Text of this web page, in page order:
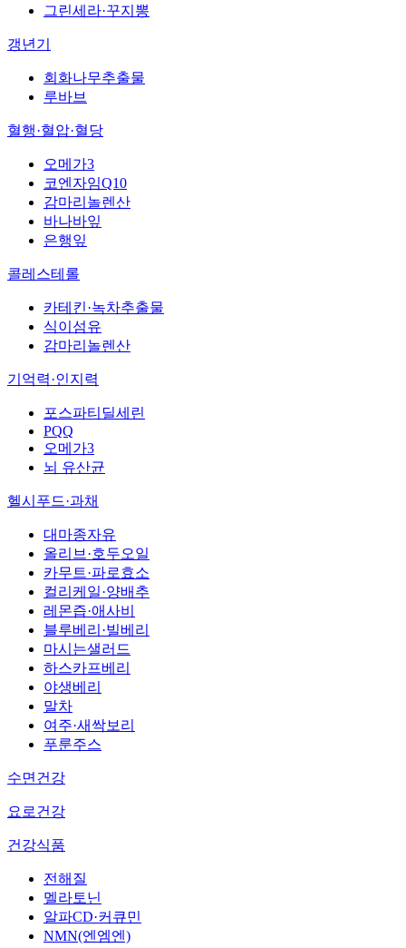
그린세라·꾸지뽕
갱년기
회화나무추출물
루바브
혈행·혈압·혈당
오메가3
코엔자임Q10
감마리놀렌산
바나바잎
은행잎
콜레스테롤
카테킨·녹차추출물
식이섬유
감마리놀렌산
기억력·인지력
포스파티딜세린
PQQ
오메가3
뇌 유산균
헬시푸드·과채
대마종자유
올리브·호두오일
카무트·파로효소
컬리케일·양배추
레몬즙·애사비
블루베리·빌베리
마시는샐러드
하스카프베리
야생베리
말차
여주·새싹보리
푸룬주스
수면건강
요로건강
건강식품
전해질
멜라토닌
알파CD·커큐민
NMN(엔엠엔)